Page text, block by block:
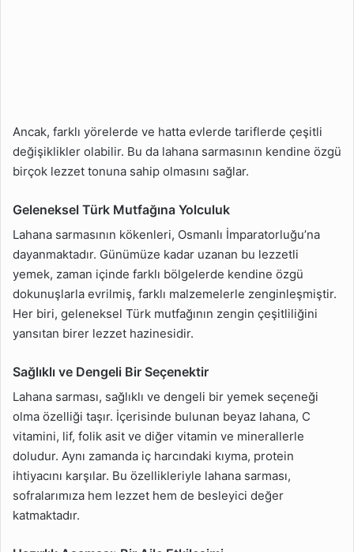
Ancak, farklı yörelerde ve hatta evlerde tariflerde çeşitli
değişiklikler olabilir. Bu da lahana sarmasının kendine özgü
birçok lezzet tonuna sahip olmasını sağlar.
Geleneksel Türk Mutfağına Yolculuk
Lahana sarmasının kökenleri, Osmanlı İmparatorluğu’na
dayanmaktadır. Günümüze kadar uzanan bu lezzetli
yemek, zaman içinde farklı bölgelerde kendine özgü
dokunuşlarla evrilmiş, farklı malzemelerle zenginleşmiştir.
Her biri, geleneksel Türk mutfağının zengin çeşitliliğini
yansıtan birer lezzet hazinesidir.
Sağlıklı ve Dengeli Bir Seçenektir
Lahana sarması, sağlıklı ve dengeli bir yemek seçeneği
olma özelliği taşır. İçerisinde bulunan beyaz lahana, C
vitamini, lif, folik asit ve diğer vitamin ve minerallerle
doludur. Aynı zamanda iç harcındaki kıyma, protein
ihtiyacını karşılar. Bu özellikleriyle lahana sarması,
sofralarımıza hem lezzet hem de besleyici değer
katmaktadır.